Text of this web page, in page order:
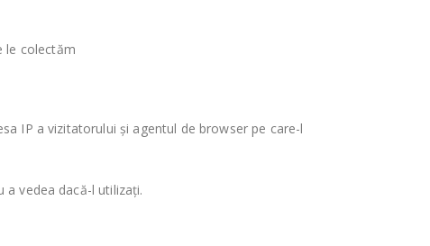
le colectăm
IP a vizitatorului și agentul de browser pe care-l
vedea dacă-l utilizați.